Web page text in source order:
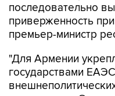
последовательно
приверженность
премьер-министр
"Для Армении
государствами